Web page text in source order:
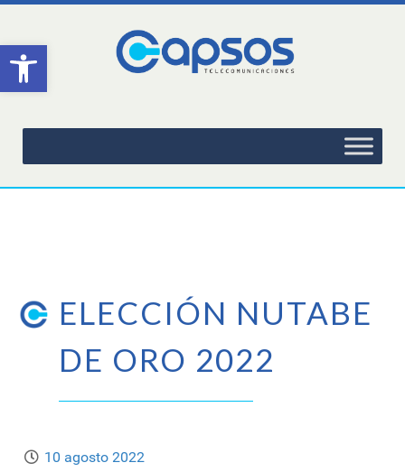
Abrir barra de herramientas
ELECCIÓN NUTABE
DE ORO 2022
10 agosto 2022